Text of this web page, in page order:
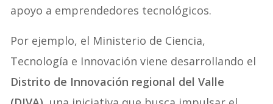
apoyo a emprendedores tecnológicos.
Por ejemplo, el Ministerio de Ciencia,
Tecnología e Innovación viene desarrollando el
Distrito de Innovación regional del Valle